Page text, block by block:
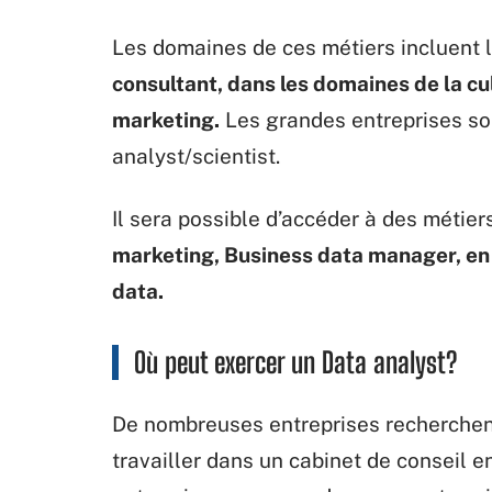
Les domaines de ces métiers incluent
consultant, dans les domaines de la
marketing. Les grandes entreprises
analyst/scientist.
Il sera possible d’accéder à des
marketing, Business data manager,
data.
Où peut exercer un Data analyst?
De nombreuses entreprises
travailler dans un cabinet de conseil